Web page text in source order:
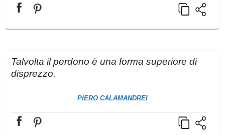
Talvolta il perdono è una forma superiore di
disprezzo.
PIERO CALAMANDREI